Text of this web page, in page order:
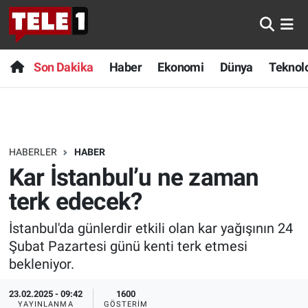
Son Dakika Haber Ekonomi Dünya
HABERLER HABER
Kar İstanbul’u ne zaman
terk edecek?
İstanbul'da günlerdir etkili olan kar yağışının 24
Şubat Pazartesi günü kenti terk etmesi
bekleniyor.
23.02.2025 - 09:42
YAYINLANMA
1600
GÖSTERIM
Anında Manşet
Başka Sohbetler
Bilim turu
Bilim ve Teknoloji Evreni
Doğa Konuşuyor
Dünya
Ege Saati
Son Dakika
Haber
Dünya
Teknoloji
Sağlık
Spor
Yayın Akışı
Nöbetçi Eczaneler
Hava Durumu
Trafik Durumu
Süper Lig Puan Durumu ve Fikstür
Tüm Manşetler
Son Dakika Haberleri
Haber Arşivi